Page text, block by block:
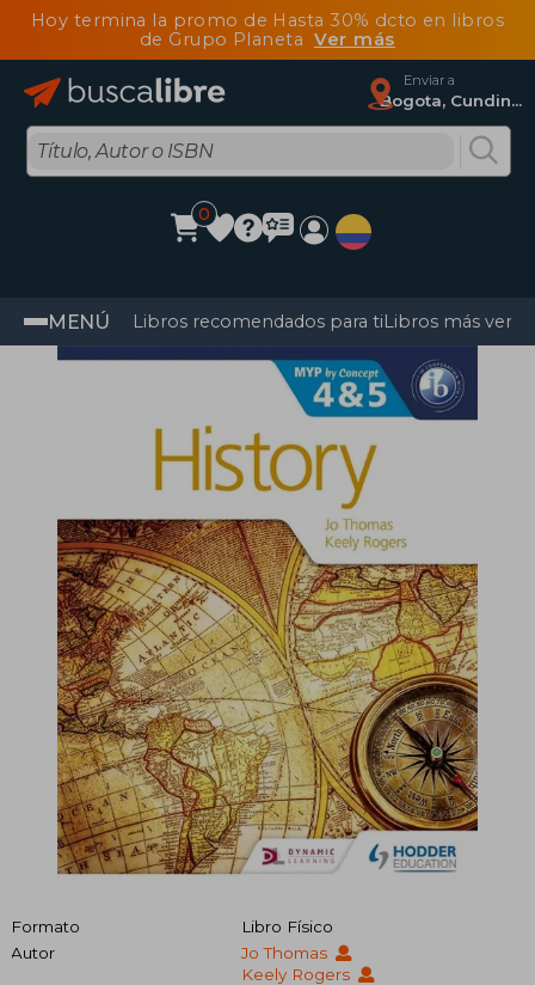
Hoy termina la promo de Hasta 30% dcto en libros
de Grupo Planeta Ver más
Enviar a
Bogota, Cundinamarca
0
MENÚ Libros recomendados para tiLibros más
Formato
Libro Físico
Autor
Jo Thomas
Keely Rogers